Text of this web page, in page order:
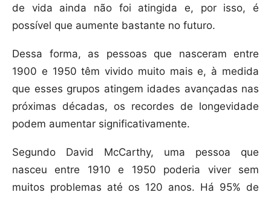
de vida ainda não foi atingida e, por isso, é
possível que aumente bastante no futuro.
Dessa forma, as pessoas que nasceram entre
1900 e 1950 têm vivido muito mais e, à medida
que esses grupos atingem idades avançadas nas
próximas décadas, os recordes de longevidade
podem aumentar significativamente.
Segundo David McCarthy, uma pessoa que
nasceu entre 1910 e 1950 poderia viver sem
muitos problemas até os 120 anos. Há 95% de